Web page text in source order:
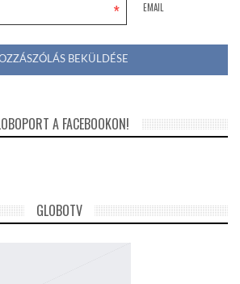
EMAIL
*
A FACEBOOKON!
GLOBOTV